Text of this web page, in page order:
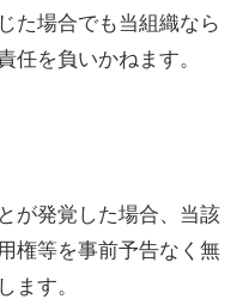
た場合でも当組織なら
任を負いかねます。
が発覚した場合、当該
権等を事前予告なく無
ます。